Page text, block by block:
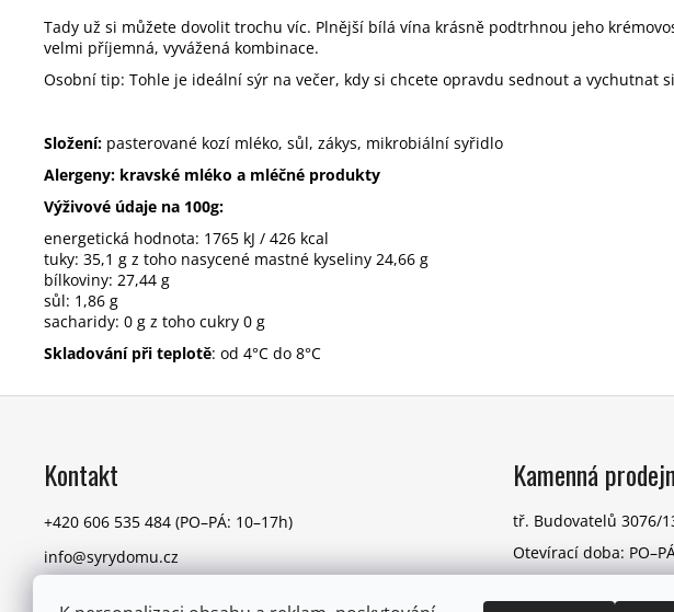
Tady už si můžete dovolit trochu víc. Plnější bílá vína krásně podtrhnou jeho
velmi příjemná, vyvážená kombinace.
Osobní tip: Tohle je ideální sýr na večer, kdy si chcete opravdu sednout a vychutnat
Složení: pasterované kozí mléko, sůl, zákys, mikrobiální syřidlo
Alergeny: kravské mléko a mléčné produkty
Výživové údaje na 100g:
energetická hodnota: 1765 kJ / 426 kcal
tuky: 35,1 g z toho nasycené mastné kyseliny 24,66 g
bílkoviny: 27,44 g
sůl: 1,86 g
sacharidy: 0 g z toho cukry 0 g
Skladování při teplotě: od 4°C do 8°C
Z
Kontakt
+420 606 535 484 (PO–PÁ: 10–17h)
info@syrydomu.cz
Kamenná
tř. Budovatelů 3076/
Otevírací doba: